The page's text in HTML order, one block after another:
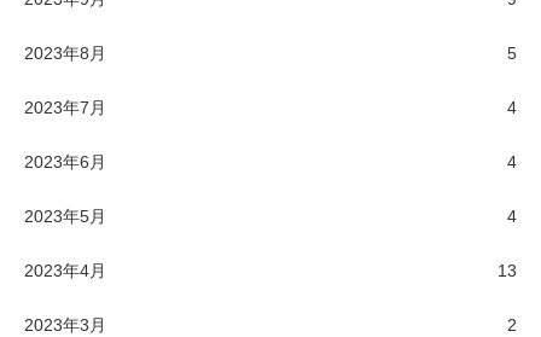
2023年8月 5
2023年7月 4
2023年6月 4
2023年5月 4
2023年4月 13
2023年3月 2